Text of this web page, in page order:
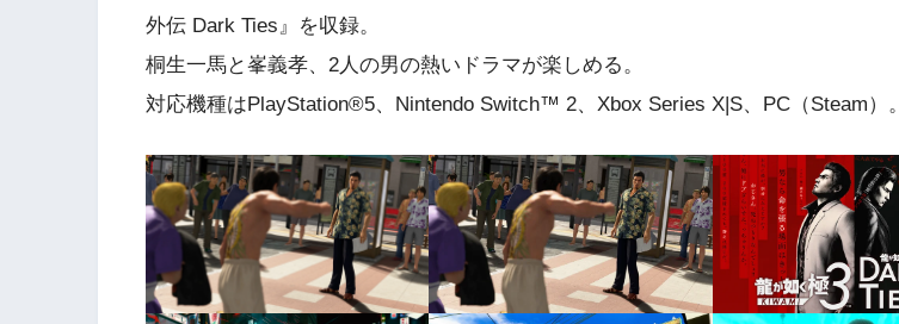
外伝 Dark Ties』を収録。
桐生一馬と峯義孝、2人の男の熱いドラマが楽しめる。
対応機種はPlayStation®5、Nintendo Switch™ 2、Xbox Series X|S、PC（Steam）。